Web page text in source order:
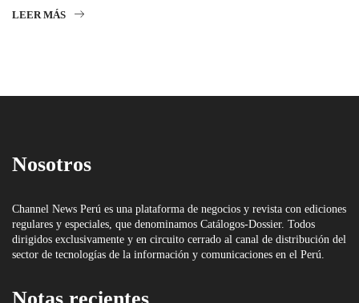
LEER MÁS
Nosotros
Channel News Perú es una plataforma de negocios y revista con ediciones
regulares y especiales, que denominamos Catálogos-Dossier. Todos
dirigidos exclusivamente y en circuito cerrado al canal de distribución del
sector de tecnologías de la información y comunicaciones en el Perú.
Notas recientes